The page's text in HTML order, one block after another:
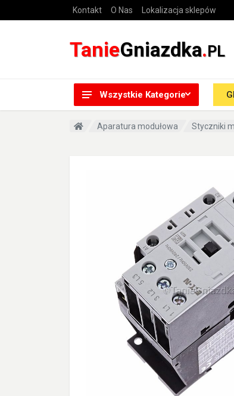
Kontakt O Nas Lokalizacja sklepów
Wszystkie Kategorie
TanieGniazdka.PL
Aparatura modułowa Styczniki